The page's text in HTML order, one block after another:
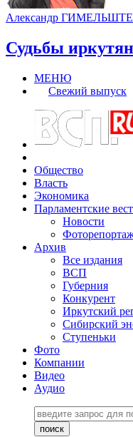
Александр
Судьбы
МЕНЮ
Свежий выпуск
Общество
Власть
Экономика
Парламентские
Новости
Архив
Все издания
ВСП
Губерния
Конкурент
Иркутский
Сибирский
Ступеньки
Фото
Компании
Видео
Аудио